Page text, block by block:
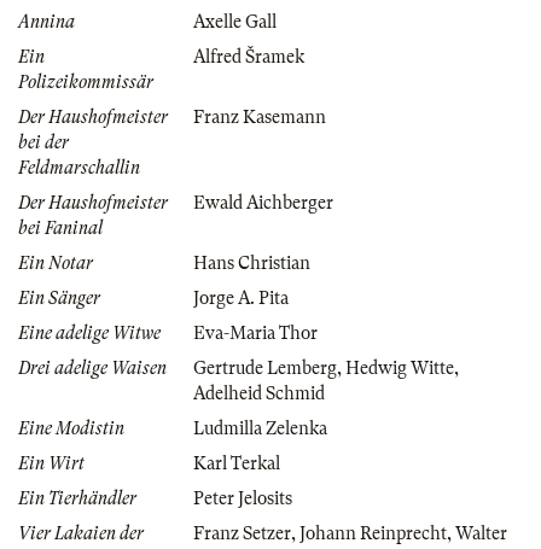
Annina
Axelle Gall
Ein
Polizeikommissär
Alfred Šramek
Der Haushofmeister
bei der
Feldmarschallin
Franz Kasemann
Der Haushofmeister
bei Faninal
Ewald Aichberger
Ein Notar
Hans Christian
Ein Sänger
Jorge A. Pita
Eine adelige Witwe
Eva-Maria Thor
Drei adelige Waisen
Gertrude Lemberg,Hedwig Witte,
Adelheid Schmid
Eine Modistin
Ludmilla Zelenka
Ein Wirt
Karl Terkal
Ein Tierhändler
Peter Jelosits
Vier Lakaien der
Franz Setzer,Johann Reinprecht,Walter